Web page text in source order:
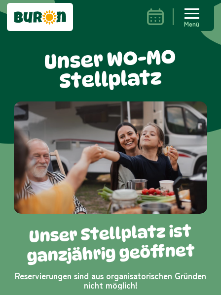
Menü
Unser WO-MO
Stellplatz
Unser Stellplatz ist
ganzjährig geöffnet
Reservierungen sind aus organisatorischen Gründen
nicht möglich!